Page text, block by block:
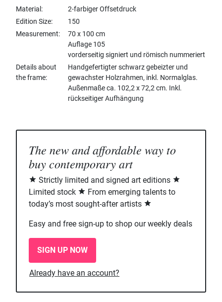
Material
2-farbiger Offsetdruck
Edition Size
150
Measurement
70 x 100 cm
Auflage 105
vorderseitig signiert und römisch nummeriert
Details about
the frame
Handgefertigter schwarz gebeizter und
gewachster Holzrahmen, inkl. Normalglas.
Außenmaße ca. 102,2 x 72,2 cm. Inkl.
rückseitiger Aufhängung
The new and affordable way to
buy contemporary art
Strictly limited and signed art editions
Limited stock
From emerging talents to
today’s most sought-after artists
Easy and free sign-up to shop our weekly deals
SIGN UP NOW
Already have an account?